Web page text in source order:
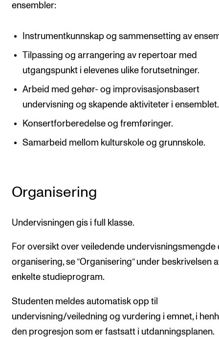
ensembler:
Instrumentkunnskap og sammensetting av
Tilpassing og arrangering av repertoar med
utgangspunkt i elevenes ulike forutsetninger.
Arbeid med gehør- og improvisasjonsbasert
undervisning og skapende aktiviteter i ensemblet.
Konsertforberedelse og fremføringer.
Samarbeid mellom kulturskole og grunnskole.
Organisering
Undervisningen gis i full klasse.
For oversikt over veiledende undervisningsmengde
organisering, se ”Organisering” under beskrivelsen
enkelte studieprogram.
Studenten meldes automatisk opp til
undervisning/veiledning og vurdering i emnet, i
den progresjon som er fastsatt i utdanningsplanen.